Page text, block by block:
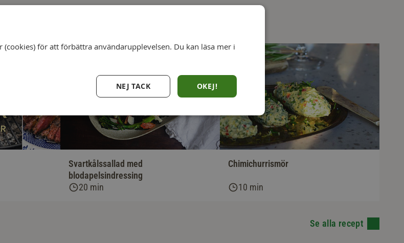
Svartkålssallad med
blodapelsindressing
20 min
Chimichurrismör
10 min
Se alla recept
(cookies) för att förbättra användarupplevelsen. Du kan läsa mer i
OKEJ!
NEJ TACK